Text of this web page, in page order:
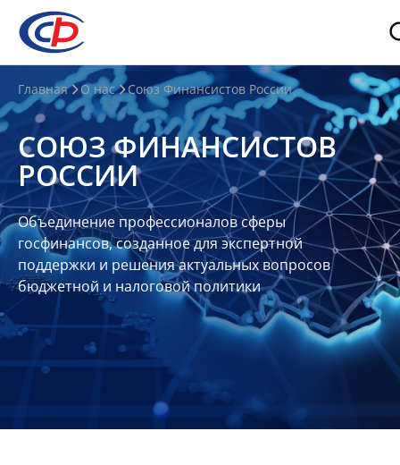
О
нас
О
СФР
Совет
Союза
Участники
Планы
отчеты
Контакты
Главная О нас Союз Финансистов России
СОЮЗ ФИНАНСИСТОВ
РОССИИ
Объединение профессионалов сферы
госфинансов, созданное для экспертной
поддержки и решения актуальных вопросов
бюджетной и налоговой политики